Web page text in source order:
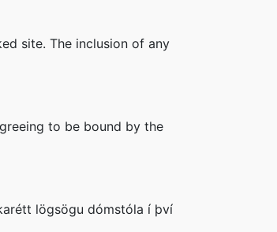
site. The inclusion of any
to be bound by the
lögsögu dómstóla í því